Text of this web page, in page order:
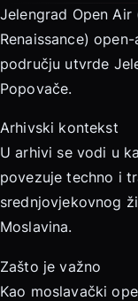
Jelengrad Open
Renaissance)
području utvrde
Popovače.
Arhivski kontekst
U arhivi se vodi u
povezuje techno i
srednjovjekovnog
Moslavina.
Zašto je važno
Kao moslavački